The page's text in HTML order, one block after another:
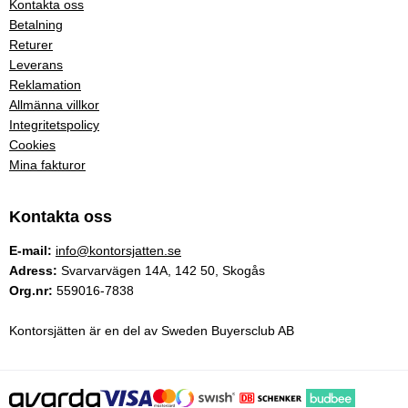
Kontakta oss
Betalning
Returer
Leverans
Reklamation
Allmänna villkor
Integritetspolicy
Cookies
Mina fakturor
Kontakta oss
E-mail: info@kontorsjatten.se
Adress: Svarvarvägen 14A, 142 50, Skogås
Org.nr: 559016-7838
Kontorsjätten är en del av Sweden Buyersclub AB